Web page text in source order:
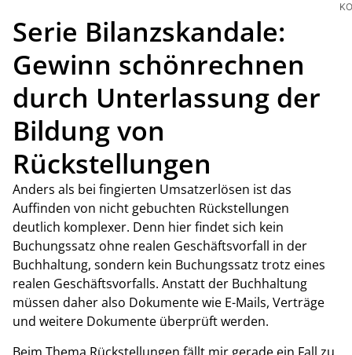
Serie Bilanzskandale:
Gewinn schönrechnen
durch Unterlassung der
Bildung von
Rückstellungen
Anders als bei fingierten Umsatzerlösen ist das
Auffinden von nicht gebuchten Rückstellungen
deutlich komplexer. Denn hier findet sich kein
Buchungssatz ohne realen Geschäftsvorfall in der
Buchhaltung, sondern kein Buchungssatz trotz eines
realen Geschäftsvorfalls. Anstatt der Buchhaltung
müssen daher also Dokumente wie E-Mails, Verträge
und weitere Dokumente überprüft werden.
Beim Thema Rückstellungen fällt mir gerade ein Fall zu